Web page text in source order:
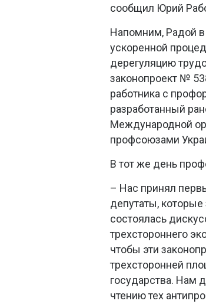
сообщил Юрий
Напомним, Радой
ускоренной
дерегуляцию
законопроект №
работника с
разработанный
Международной
профсоюзами
В тот же день
– Нас принял
депутаты,
состоялась
трехстороннего
чтобы эти
трехсторонней
государства. Нам
чтению тех